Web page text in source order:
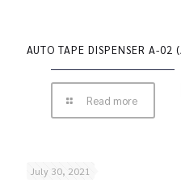
AUTO TAPE DISPENSER A-02
Read more
July 30, 2021